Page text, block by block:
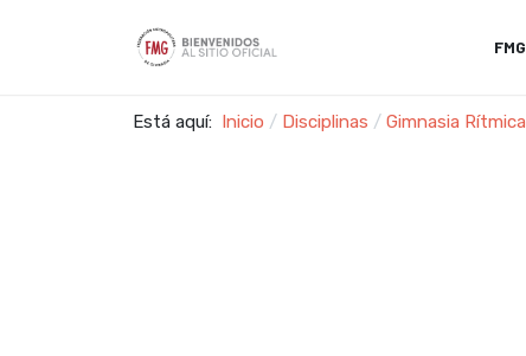
FMG
Está aquí: Inicio Disciplinas Gimnasia Rítmica